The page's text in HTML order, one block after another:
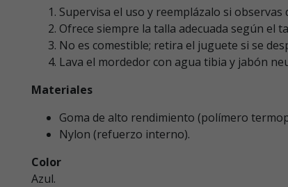
Supervisa el uso y reemplázalo si observas
Ofrece siempre la talla adecuada según el
No es comestible; retira el juguete si se
Lava el mordedor con agua tibia y jabón
Materiales
Goma de alto rendimiento (polímero
Nylon (refuerzo interno).
Color
Azul.